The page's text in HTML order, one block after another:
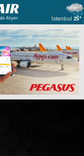
İstanbul 25°